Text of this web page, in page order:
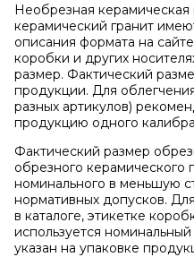
Необрезная
керамический гранит
описания формата на
коробки и других
размер. Фактический
продукции. Для
разных артикулов)
продукцию одного
Фактический размер
обрезного керамического
номинального в меньшую
нормативных допусков.
в каталоге, этикетке
используется
указан на упаковке